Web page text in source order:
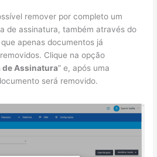
remover por completo um
de assinatura, também através do
apenas documentos já
Clique na opção
de Assinatura” e, após uma
será removido.